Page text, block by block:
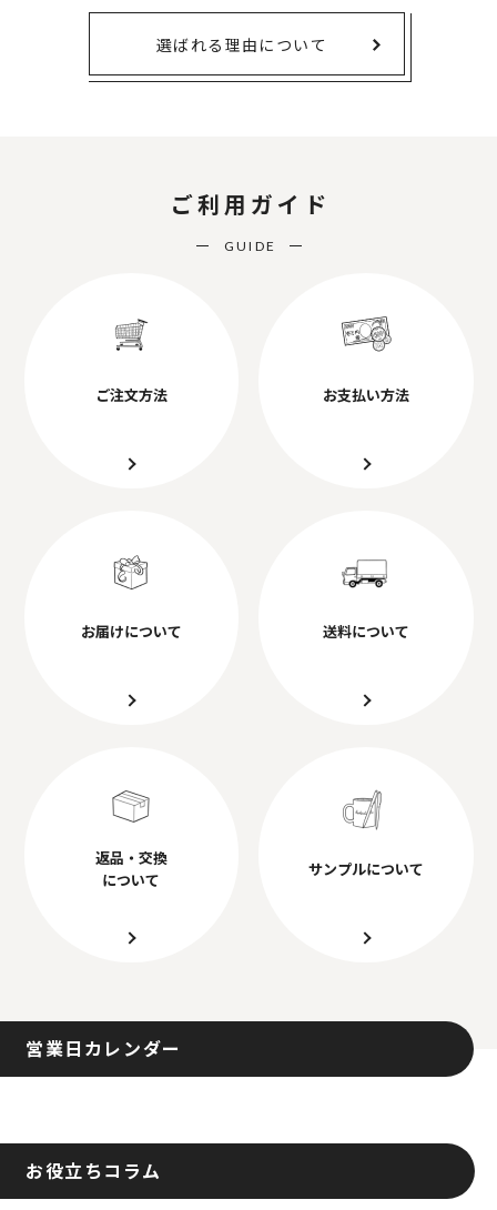
選ばれる理由について
ご利用ガイド
GUIDE
ご注文方法 お支払い方法
お届けについて 送料について
返品・交換
について
サンプルについて
営業日カレンダー
お役立ちコラム